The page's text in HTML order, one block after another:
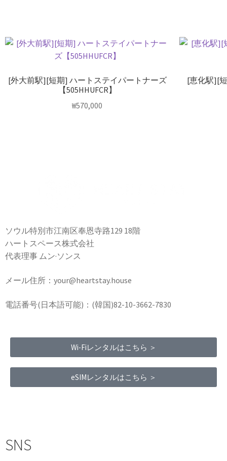
[外大前駅][短期] ハートステイパートナーズ
【505HHUFCR】
₩570,000
[恵化駅][
ソウル特別市江南区奉恩寺路129 18階
ハートスペース株式会社
代表理事 ムン·ソンス
メール住所：your@heartstay.house
電話番号(日本語可能)：(韓国)82-10-3662-7830
Wi-Fiレンタルはこちら ＞
eSIMレンタルはこちら ＞
SNS